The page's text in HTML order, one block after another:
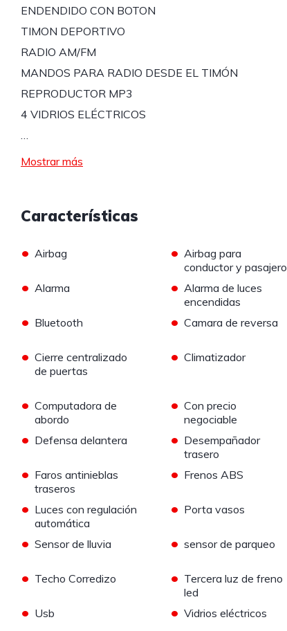
ENDENDIDO CON BOTON
TIMON DEPORTIVO
RADIO AM/FM
MANDOS PARA RADIO DESDE EL TIMÓN
REPRODUCTOR MP3
4 VIDRIOS ELÉCTRICOS
…
Mostrar más
Características
• Airbag • Airbag para
conductor y pasajero
• Alarma • Alarma de luces
encendidas
• Bluetooth • Camara de reversa
• Cierre centralizado
de puertas
• Climatizador
• Computadora de
abordo
• Con precio
negociable
• Defensa delantera • Desempañador
trasero
• Faros antinieblas
traseros
• Frenos ABS
• Luces con regulación
automática
• Porta vasos
• Sensor de lluvia • sensor de parqueo
• Techo Corredizo • Tercera luz de freno
led
• Usb • Vidrios eléctricos